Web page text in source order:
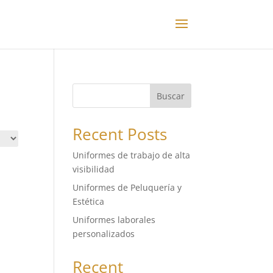
Buscar
Recent Posts
Uniformes de trabajo de alta
visibilidad
Uniformes de Peluquería y
Estética
Uniformes laborales
personalizados
Recent